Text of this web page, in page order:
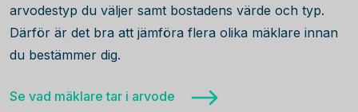
arvodestyp du väljer samt bostadens värde och typ.
Därför är det bra att jämföra flera olika mäklare innan
du bestämmer dig.
Se vad mäklare tar i arvode